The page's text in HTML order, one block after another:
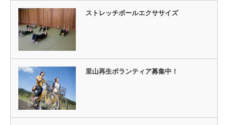
ストレッチポールエクササイズ
里山再生ボランティア募集中！